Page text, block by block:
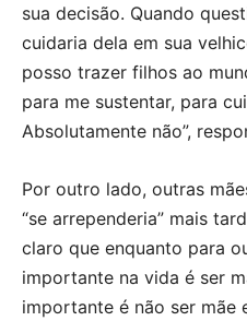
sua decisão. Quando
cuidaria dela em sua
posso trazer filhos ao
para me sustentar, para
Absolutamente não”,
Por outro lado, outras
“se arrependeria” mais
claro que enquanto para
importante na vida é ser
importante é não ser mãe